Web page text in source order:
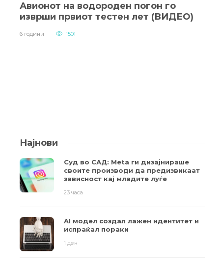
Авионот на водороден погон го
изврши првиот тестен лет (ВИДЕО)
6 години 1501
Најнови
Суд во САД: Meta ги дизајнираше
своите производи да предизвикаат
зависност кај младите луѓе
23 часа
AI модел создал лажен идентитет и
испраќал пораки
1 ден